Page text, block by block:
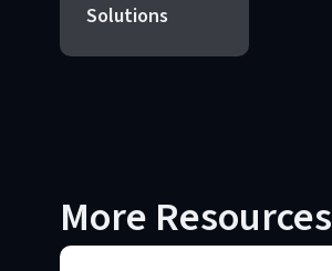
Solutions
More Resources